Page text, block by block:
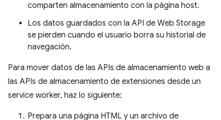
comparten almacenamiento con la página host.
Los datos guardados con la API de Web Storage
se pierden cuando el usuario borra su historial de
navegación.
Para mover datos de las APIs de almacenamiento web a
las APIs de almacenamiento de extensiones desde un
service worker, haz lo siguiente:
Prepara una página HTML y un archivo de